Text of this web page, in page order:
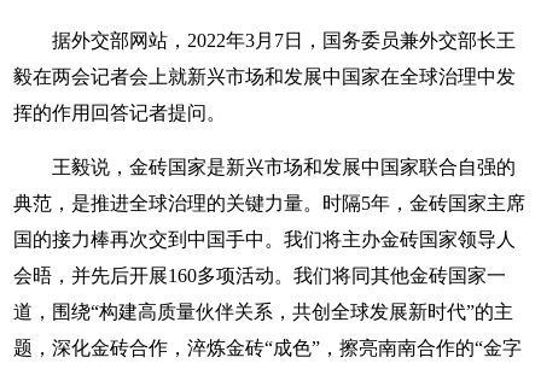
据外交部网站，2022年3月7日，国务委员兼外交部长王
毅在两会记者会上就新兴市场和发展中国家在全球治理中发
挥的作用回答记者提问。
王毅说，金砖国家是新兴市场和发展中国家联合自强的
典范，是推进全球治理的关键力量。时隔5年，金砖国家主席
国的接力棒再次交到中国手中。我们将主办金砖国家领导人
会晤，并先后开展160多项活动。我们将同其他金砖国家一
道，围绕“构建高质量伙伴关系，共创全球发展新时代”的主
题，深化金砖合作，淬炼金砖“成色”，擦亮南南合作的“金字